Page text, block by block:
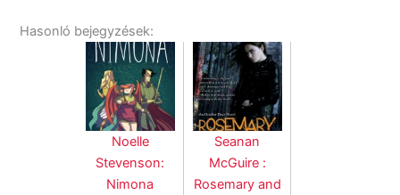
Hasonló bejegyzések:
Noelle
Stevenson:
Nimona
Seanan
McGuire :
Rosemary and